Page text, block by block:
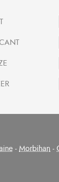
-Morbihan -